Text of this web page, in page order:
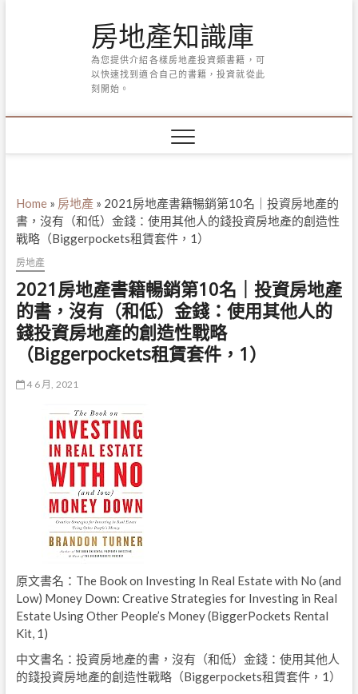
房地產知識庫
為您提供介紹各樣房地產投資類書籍，可
以快速找到適合自己的書籍，投資就從此
刻開始。
Home» 房地產» 2021房地產書籍暢銷第10名｜投資房地產的
書，沒有（和低）金錢：使用其他人的錢投資房地產的創造性
戰略（Biggerpockets租賃套件，1）
房地產
2021房地產書籍暢銷第10名｜投資房地產
的書，沒有（和低）金錢：使用其他人的
錢投資房地產的創造性戰略
（Biggerpockets租賃套件，1）
4 6 月, 2021
原文書名：The Book on Investing In Real Estate with No (and
Low) Money Down: Creative Strategies for Investing in Real
Estate Using Other People’s Money (BiggerPockets Rental
Kit, 1)
中文書名：投資房地產的書，沒有（和低）金錢：使用其他人
的錢投資房地產的創造性戰略（Biggerpockets租賃套件，1）